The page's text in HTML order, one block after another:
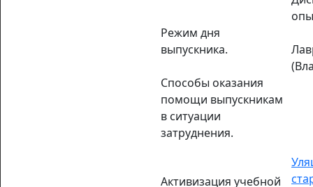
Режим дня
выпускника.
Способы оказания
помощи выпускникам
в ситуации
затруднения.
Активизация учебной